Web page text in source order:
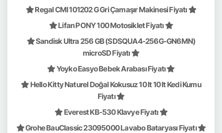
Regal CMI 101202 G Gri Çamaşır Makinesi Fiyatı
Lifan PONY 100 Motosiklet Fiyatı
Sandisk Ultra 256 GB (SDSQUA4-256G-GN6MN)
microSD Fiyatı
Yoyko Easyo Bebek Arabası Fiyatı
Hello Kitty Naturel Doğal Kokusuz 10 lt 10 lt Kedi Kumu
Fiyatı
Everest KB-530 Klavye Fiyatı
Grohe BauClassic 23095000 Lavabo Bataryası Fiyatı